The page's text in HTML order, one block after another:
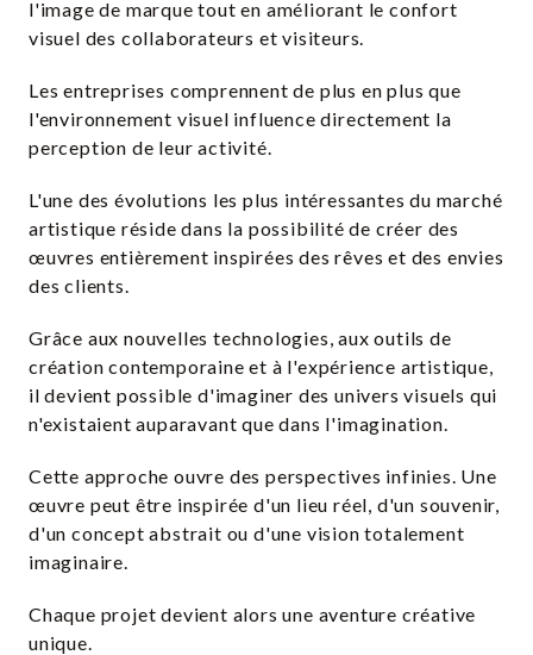
l'image de marque tout en améliorant le confort
visuel des collaborateurs et visiteurs.
Les entreprises comprennent de plus en plus que
l'environnement visuel influence directement la
perception de leur activité.
L'une des évolutions les plus intéressantes du marché
artistique réside dans la possibilité de créer des
œuvres entièrement inspirées des rêves et des envies
des clients.
Grâce aux nouvelles technologies, aux outils de
création contemporaine et à l'expérience artistique,
il devient possible d'imaginer des univers visuels qui
n'existaient auparavant que dans l'imagination.
Cette approche ouvre des perspectives infinies. Une
œuvre peut être inspirée d'un lieu réel, d'un souvenir,
d'un concept abstrait ou d'une vision totalement
imaginaire.
Chaque projet devient alors une aventure créative
unique.